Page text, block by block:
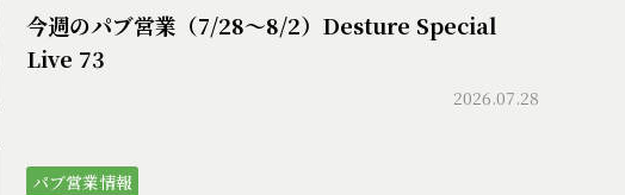
今週のパブ営業（7/28〜8/2）Desture Special
Live 73
2026.07.28
パブ営業情報